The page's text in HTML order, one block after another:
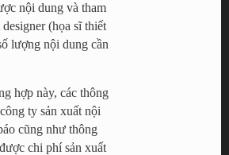
nội dung và tham
(họa sĩ thiết
lượng nội dung cần
hợp này, các thông
ty sản xuất nội
cũng như thông
chi phí sản xuất